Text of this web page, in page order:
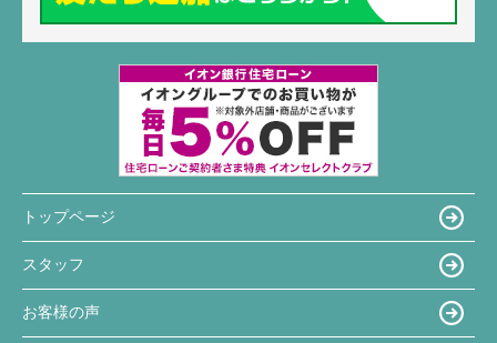
トップページ
スタッフ
お客様の声